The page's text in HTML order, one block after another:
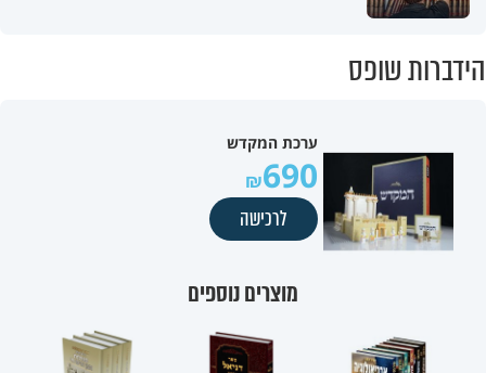
הידברות שופס
ערכת המקדש
690
לרכישה
מוצרים נוספים